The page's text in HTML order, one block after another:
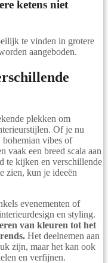
ketens niet
te vinden in grotere
aangeboden.
plekken om
Of je nu
vibes of
vaak een breed scala aan
te kijken en verschillende
zien, kun je ideeën
evenementen of
en styling.
van kleuren tot het
Het deelnemen aan
zijn, maar het kan ook
en verfijnen.